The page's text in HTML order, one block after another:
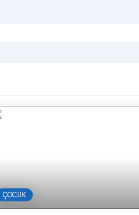
sever dostlarımızı
olsun en az 1 veli
ÇOCUK